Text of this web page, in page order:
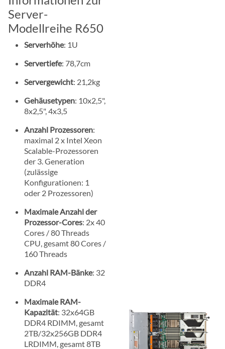
Server-
Modellreihe R650
Serverhöhe: 1U
Servertiefe: 78,7cm
Servergewicht: 21,2kg
Gehäusetypen: 10x2,5",
8x2,5", 4x3,5
Anzahl Prozessoren:
maximal 2 x Intel Xeon
Scalable-Prozessoren
der 3. Generation
(zulässige
Konfigurationen: 1
oder 2 Prozessoren)
Maximale Anzahl der
Prozessor-Cores: 2x 40
Cores / 80 Threads
CPU, gesamt 80 Cores /
160 Threads
Anzahl RAM-Bänke: 32
DDR4
Maximale RAM-
Kapazität: 32x64GB
DDR4 RDIMM, gesamt
2TB/32x256GB DDR4
LRDIMM, gesamt 8TB